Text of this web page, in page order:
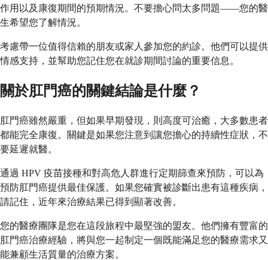
作用以及康復期間的預期情況。不要擔心問太多問題——您的醫
生希望您了解情況。
考慮帶一位值得信賴的朋友或家人參加您的約診。他們可以提供
情感支持，並幫助您記住您在就診期間討論的重要信息。
關於肛門癌的關鍵結論是什麼？
肛門癌雖然嚴重，但如果早期發現，則高度可治癒，大多數患者
都能完全康復。關鍵是如果您注意到讓您擔心的持續性症狀，不
要延遲就醫。
通過 HPV 疫苗接種和對高危人群進行定期篩查來預防，可以為
預防肛門癌提供最佳保護。如果您確實被診斷出患有這種疾病，
請記住，近年來治療結果已得到顯著改善。
您的醫療團隊是您在這段旅程中最堅強的盟友。他們擁有豐富的
肛門癌治療經驗，將與您一起制定一個既能滿足您的醫療需求又
能兼顧生活質量的治療方案。